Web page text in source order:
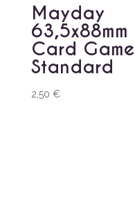
Mayday
63,5x88mm
Card Game
Standard
2,50 €